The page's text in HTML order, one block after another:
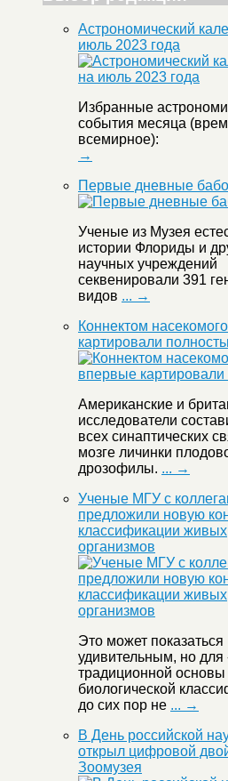
Астрономический
июль 2023 года
Избранные
события месяца
→
Первые дневные
Ученые из Музея
истории Флориды и
научных учреждений
секвенировали 391
видов ... →
Коннектом
картировали
Американские и
исследователи
всех синаптических
мозге личинки
дрозофилы. ... →
Ученые МГУ с
предложили новую
классификации живых
организмов
Это может показаться
удивительным, но для
традиционной основы
биологической
до сих пор не ... →
В День российской
открыл цифровой
Зоомузея